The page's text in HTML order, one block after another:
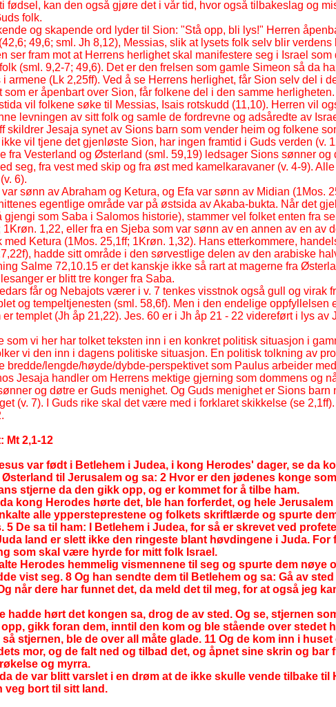
fødsel, kan den også gjøre det i vår tid, hvor også tilbakeslag og
folk.
og skapende ord lyder til Sion: "Stå opp, bli lys!" Herren
49,6; sml. Jh 8,12), Messias, slik at lysets folk selv blir verdens
ser fram mot at Herrens herlighet skal manifestere seg i Israel som
(sml. 9,2-7; 49,6). Det er den frelsen som gamle Simeon så da
i armene (Lk 2,25ff). Ved å se Herrens herlighet, får Sion selv del i
som er åpenbart over Sion, får folkene del i den samme herligheten.
vil folkene søke til Messias, Isais rotskudd (11,10). Herren vil
levningen av sitt folk og samle de fordrevne og adsåredte av
skildrer Jesaja synet av Sions barn som vender heim og folkene
vil tjene det gjenløste Sion, har ingen framtid i Guds verden (v.
fra Vesterland og Østerland (sml. 59,19) ledsager Sions sønner og
seg, fra vest med skip og fra øst med kamelkaravaner (v. 4-9).
6).
var sønn av Abraham og Ketura, og Efa var sønn av Midian (1Mos.
egentlige område var på østsida av Akaba-bukta. Når det
gjengi som Saba i Salomos historie), stammer vel folket enten fra
1Krøn. 1,22, eller fra en Sjeba som var sønn av en annen av en av
med Ketura (1Mos. 25,1ff; 1Krøn. 1,32). Hans etterkommere,
hadde sitt område i den sørvestlige delen av den arabiske
Salme 72,10.15 er det kanskje ikke så rart at magerne fra
er blitt tre konger fra Saba.
får og Nebajots værer i v. 7 tenkes visstnok også gull og virak
og tempeltjenesten (sml. 58,6f). Men i den endelige oppfyllelsen
er templet (Jh åp 21,22). Jes. 60 er i Jh åp 21 - 22 videreført i lys av
som vi her har tolket teksten inn i en konkret politisk situasjon i
vi den inn i dagens politiske situasjon. En politisk tolkning av
bredde/lengde/høyde/dybde-perspektivet som Paulus arbeider
Jesaja handler om Herrens mektige gjerning som dommens og
og døtre er Guds menighet. Og Guds menighet er Sions barn
(v. 7). I Guds rike skal det være med i forklaret skikkelse (se
Mt 2,1-12
var født i Betlehem i Judea, i kong Herodes' dager, se da
til Jerusalem og sa: 2 Hvor er den jødenes konge
stjerne da den gikk opp, og er kommet for å tilbe ham.
kong Herodes hørte det, ble han forferdet, og hele Jerusalem
alle yppersteprestene og folkets skriftlærde og spurte
5 De sa til ham: I Betlehem i Judea, for så er skrevet ved
land er slett ikke den ringeste blant høvdingene i Juda. For
som skal være hyrde for mitt folk Israel.
Herodes hemmelig vismennene til seg og spurte dem nøye
vist seg. 8 Og han sendte dem til Betlehem og sa: Gå av
når dere har funnet det, da meld det til meg, for at også jeg
hadde hørt det kongen sa, drog de av sted. Og se, stjernen
gikk foran dem, inntil den kom og ble stående over stedet
så stjernen, ble de over all måte glade. 11 Og de kom inn i
mor, og de falt ned og tilbad det, og åpnet sine skrin og bar
og myrra.
de var blitt varslet i en drøm at de ikke skulle vende tilbake til
veg bort til sitt land.